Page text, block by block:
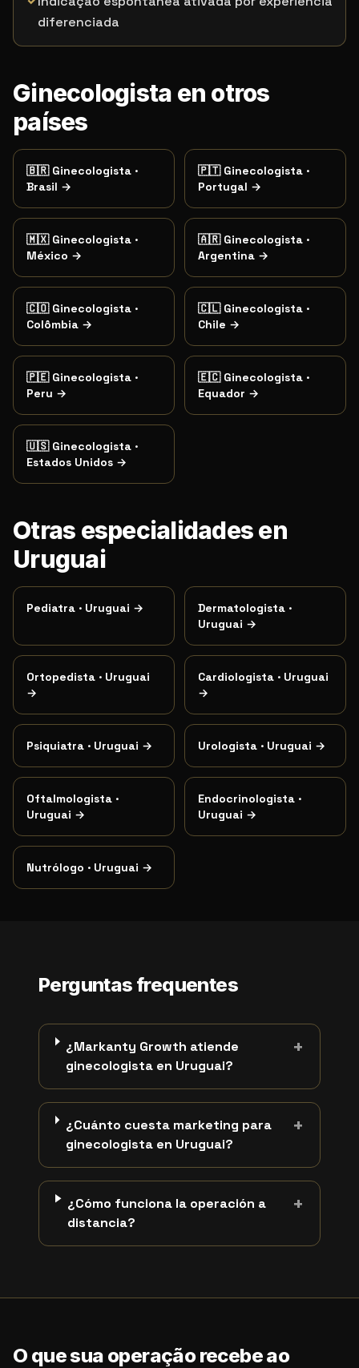
diferenciada
Ginecologista en otros
países
🇧🇷 Ginecologista ·
Brasil →
🇵🇹 Ginecologista ·
Portugal →
🇲🇽 Ginecologista ·
México →
🇦🇷 Ginecologista ·
Argentina →
🇨🇴 Ginecologista ·
Colômbia →
🇨🇱 Ginecologista ·
Chile →
🇵🇪 Ginecologista ·
Peru →
🇪🇨 Ginecologista ·
Equador →
🇺🇸 Ginecologista ·
Estados Unidos →
Otras especialidades en
Uruguai
Pediatra · Uruguai → Dermatologista ·
Uruguai →
Ortopedista · Uruguai
→
Cardiologista · Uruguai
→
Psiquiatra · Uruguai → Urologista · Uruguai →
Oftalmologista ·
Uruguai →
Endocrinologista ·
Uruguai →
Nutrólogo · Uruguai →
Perguntas frequentes
¿Markanty Growth atiende
ginecologista en Uruguai?
+
¿Cuánto cuesta marketing para
ginecologista en Uruguai?
+
¿Cómo funciona la operación a
distancia?
+
O que sua operação recebe ao